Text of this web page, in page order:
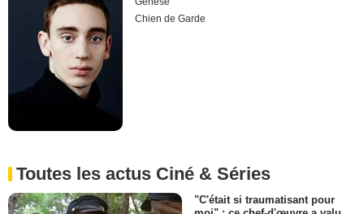
Chien de Garde
Toutes les actus Ciné & Séries
"C'était si traumatisant pour